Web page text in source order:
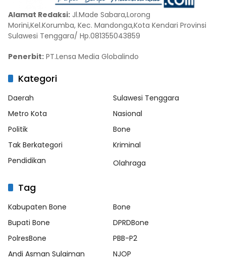
Alamat Redaksi: Jl.Made Sabara,Lorong
Morini,Kel.Korumba, Kec. Mandonga,Kota Kendari Provinsi
Sulawesi Tenggara/ Hp.081355043859
Penerbit: PT.Lensa Media Globalindo
Kategori
Daerah
Sulawesi Tenggara
Metro Kota
Nasional
Politik
Bone
Tak Berkategori
Kriminal
Pendidikan
Olahraga
Tag
Kabupaten Bone
Bone
Bupati Bone
DPRDBone
PolresBone
PBB-P2
Andi Asman Sulaiman
NJOP